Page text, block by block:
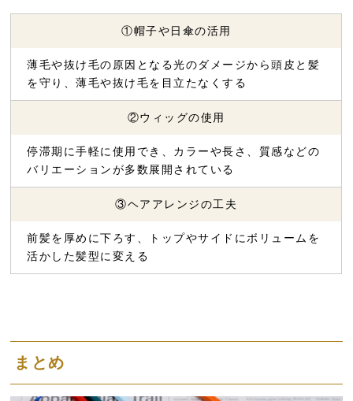
①帽子や日傘の活用
薄毛や抜け毛の原因となる光のダメージから頭皮と髪
を守り、薄毛や抜け毛を目立たなくする
②ウィッグの使用
停滞期に手軽に使用でき、カラーや長さ、質感などの
バリエーションが多数展開されている
③ヘアアレンジの工夫
前髪を厚めに下ろす、トップやサイドにボリュームを
活かした髪型に変える
まとめ